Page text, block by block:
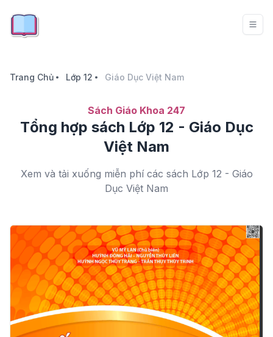
Trang Chủ Lớp 12 Giáo Dục Việt Nam
Sách Giáo Khoa 247
Tổng hợp sách Lớp 12 - Giáo Dục
Việt Nam
Xem và tải xuống miễn phí các sách Lớp 12 - Giáo
Dục Việt Nam